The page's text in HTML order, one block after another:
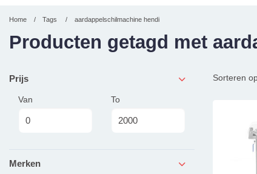
Home Tags aardappelschilmachine hendi
Producten getagd met
Prijs
Van To
Merken
Sorteren